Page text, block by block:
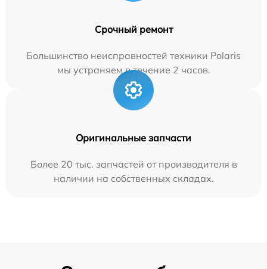
Срочный ремонт
Большинство неисправностей техники Polaris
мы устраняем в течение 2 часов.
Оригинальные запчасти
Более 20 тыс. запчастей от производителя в
наличии на собственных складах.